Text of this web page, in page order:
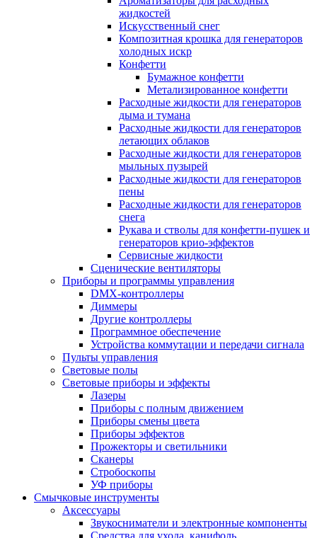
жидкостей
Искусственный снег
Композитная крошка для генераторов
холодных искр
Конфетти
Бумажное конфетти
Метализированное конфетти
Расходные жидкости для генераторов
дыма и тумана
Расходные жидкости для генераторов
летающих облаков
Расходные жидкости для генераторов
мыльных пузырей
Расходные жидкости для генераторов
пены
Расходные жидкости для генераторов
снега
Рукава и стволы для конфетти-пушек и
генераторов крио-эффектов
Сервисные жидкости
Сценические вентиляторы
Приборы и программы управления
DMX-контроллеры
Диммеры
Другие контроллеры
Программное обеспечение
Устройства коммутации и передачи сигнала
Пульты управления
Световые полы
Световые приборы и эффекты
Лазеры
Приборы с полным движением
Приборы смены цвета
Приборы эффектов
Прожекторы и светильники
Сканеры
Стробоскопы
УФ приборы
Смычковые инструменты
Аксессуары
Звукосниматели и электронные компоненты
Средства для ухода, канифоль